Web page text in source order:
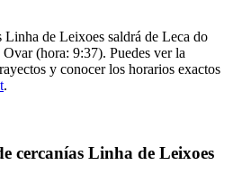
Linha de Leixoes saldrá de Leca do
(hora: 9:37). Puedes ver la
y conocer los horarios exactos
.
cercanías Linha de Leixoes